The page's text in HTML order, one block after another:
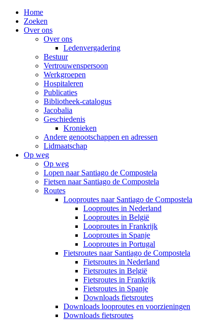
Home
Zoeken
Over ons
Over ons
Ledenvergadering
Bestuur
Vertrouwenspersoon
Werkgroepen
Hospitaleren
Publicaties
Bibliotheek-catalogus
Jacobalia
Geschiedenis
Kronieken
Andere genootschappen en adressen
Lidmaatschap
Op weg
Op weg
Lopen naar Santiago de Compostela
Fietsen naar Santiago de Compostela
Routes
Looproutes naar Santiago de Compostela
Looproutes in Nederland
Looproutes in België
Looproutes in Frankrijk
Looproutes in Spanje
Looproutes in Portugal
Fietsroutes naar Santiago de Compostela
Fietsroutes in Nederland
Fietsroutes in België
Fietsroutes in Frankrijk
Fietsroutes in Spanje
Downloads fietsroutes
Downloads looproutes en voorzieningen
Downloads fietsroutes